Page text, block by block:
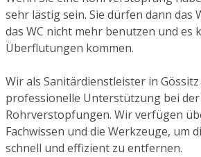
sehr lästig sein. Sie dürfen dann das
das WC nicht mehr benutzen und es
Überflutungen kommen.
Wir als Sanitärdienstleister in
professionelle Unterstützung bei
Rohrverstopfungen. Wir verfügen
Fachwissen und die Werkzeuge, um
schnell und effizient zu entfernen.